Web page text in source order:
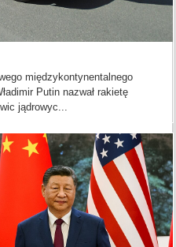
międzykontynentalnego
Putin nazwał rakietę
jądrowyc...